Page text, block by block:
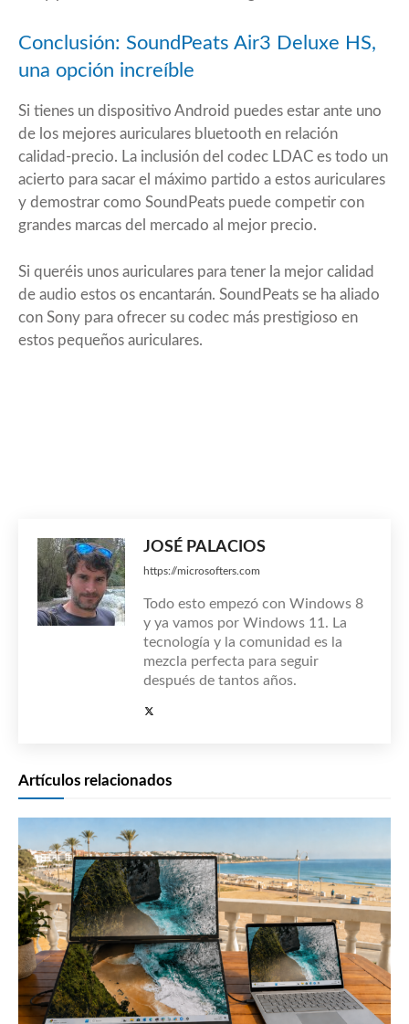
Conclusión: SoundPeats Air3 Deluxe HS,
una opción increíble
Si tienes un dispositivo Android puedes estar ante uno
de los mejores auriculares bluetooth en relación
calidad-precio. La inclusión del codec LDAC es todo un
acierto para sacar el máximo partido a estos auriculares
y demostrar como SoundPeats puede competir con
grandes marcas del mercado al mejor precio.
Si queréis unos auriculares para tener la mejor calidad
de audio estos os encantarán. SoundPeats se ha aliado
con Sony para ofrecer su codec más prestigioso en
estos pequeños auriculares.
JOSÉ PALACIOS
https://microsofters.com
Todo esto empezó con Windows 8
y ya vamos por Windows 11. La
tecnología y la comunidad es la
mezcla perfecta para seguir
después de tantos años.
Artículos relacionados